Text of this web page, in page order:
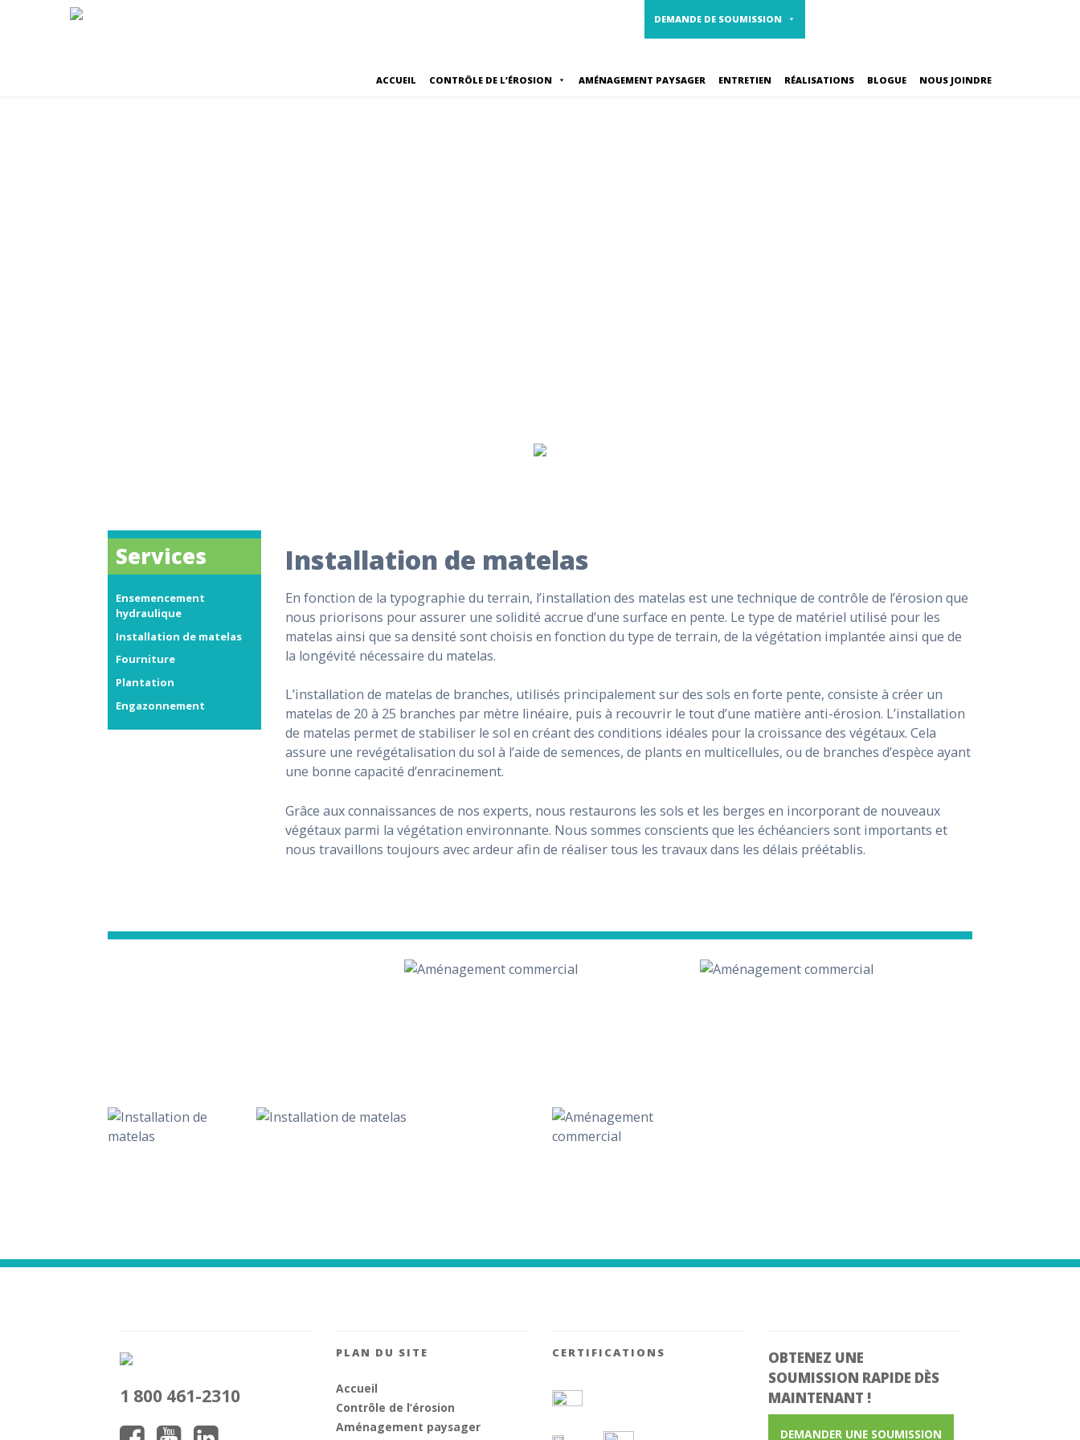
DEMANDE DE SOUMISSION
ACCUEIL CONTRÔLE DE L’ÉROSION AMÉNAGEMENT PAYSAGER ENTRETIEN RÉALISATIONS BLOGUE NOUS JOINDRE
Services
Ensemencement
hydraulique
Installation de matelas
Fourniture
Plantation
Engazonnement
Installation de matelas
En fonction de la typographie du terrain, l’installation des matelas est une technique de contrôle de l’érosion que
nous priorisons pour assurer une solidité accrue d’une surface en pente. Le type de matériel utilisé pour les
matelas ainsi que sa densité sont choisis en fonction du type de terrain, de la végétation implantée ainsi que de
la longévité nécessaire du matelas.
L’installation de matelas de branches, utilisés principalement sur des sols en forte pente, consiste à créer un
matelas de 20 à 25 branches par mètre linéaire, puis à recouvrir le tout d’une matière anti-érosion. L’installation
de matelas permet de stabiliser le sol en créant des conditions idéales pour la croissance des végétaux. Cela
assure une revégétalisation du sol à l’aide de semences, de plants en multicellules, ou de branches d’espèce ayant
une bonne capacité d’enracinement.
Grâce aux connaissances de nos experts, nous restaurons les sols et les berges en incorporant de nouveaux
végétaux parmi la végétation environnante. Nous sommes conscients que les échéanciers sont importants et
nous travaillons toujours avec ardeur afin de réaliser tous les travaux dans les délais préétablis.
1 800 461-2310
PLAN DU SITE
Accueil
Contrôle de l’érosion
Aménagement paysager
CERTIFICATIONS
OBTENEZ UNE
SOUMISSION RAPIDE DÈS
MAINTENANT !
DEMANDER UNE SOUMISSION